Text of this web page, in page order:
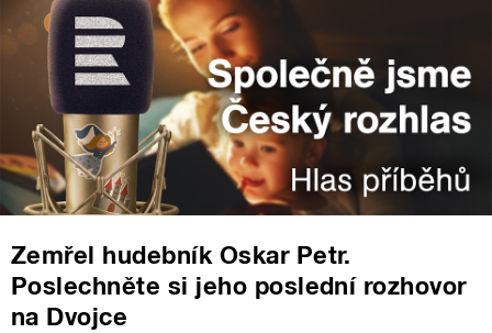
Zemřel hudebník Oskar Petr.
Poslechněte si jeho poslední rozhovor
na Dvojce